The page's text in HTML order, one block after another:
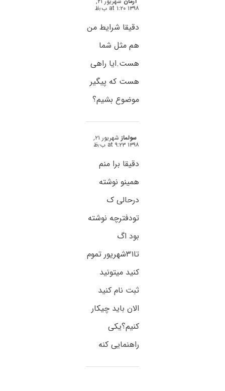
۱۳۹۸ at ۱:۲۰ ب٫ظ
دقیقا شرایط من
هم مثل شما
هست.ایا راهی
هست که پیگیر
موضوع بشیم؟
سولماز شهریور ۲۱,
۱۳۹۸ at ۹:۲۳ ب٫ظ
دقیقا برا منم
همینو نوشته
درحالی ک
تودفترچه نوشته
بود اگ
تا۳۱شهریور تموم
کنید میتونید
ثبت نام کنید
الان باید چیکار
کنیم؟یکی
راهنمایی کنه